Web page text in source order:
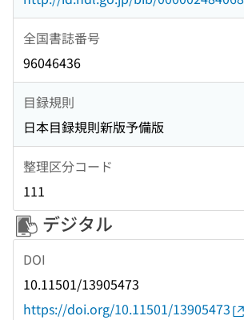
全国書誌番号
96046436
目録規則
日本目録規則新版予備版
整理区分コード
111
デジタル
DOI
10.11501/13905473
https://doi.org/10.11501/13905473